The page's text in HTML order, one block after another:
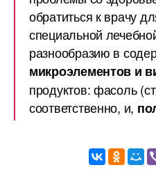
обратиться к врачу
специальной
разнообразию в
микроэлементов и
продуктов: фасоль
соответственно, и,